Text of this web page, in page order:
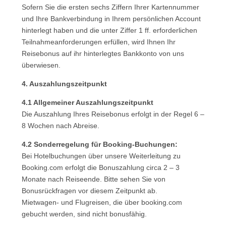
Sofern Sie die ersten sechs Ziffern Ihrer Kartennummer
und Ihre Bankverbindung in Ihrem persönlichen Account
hinterlegt haben und die unter Ziffer 1 ff. erforderlichen
Teilnahmeanforderungen erfüllen, wird Ihnen Ihr
Reisebonus auf ihr hinterlegtes Bankkonto von uns
überwiesen.
4. Auszahlungszeitpunkt
4.1 Allgemeiner Auszahlungszeitpunkt
Die Auszahlung Ihres Reisebonus erfolgt in der Regel 6 –
8 Wochen nach Abreise.
4.2 Sonderregelung für Booking-Buchungen:
Bei Hotelbuchungen über unsere Weiterleitung zu
Booking.com erfolgt die Bonuszahlung circa 2 – 3
Monate nach Reiseende. Bitte sehen Sie von
Bonusrückfragen vor diesem Zeitpunkt ab.
Mietwagen- und Flugreisen, die über booking.com
gebucht werden, sind nicht bonusfähig.